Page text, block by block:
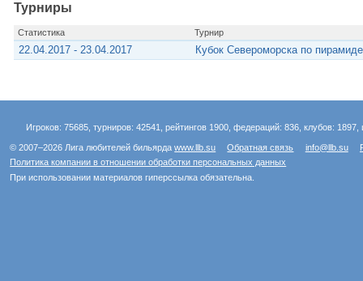
Турниры
Статистика Турнир
22.04.2017 - 23.04.2017 Кубок Североморска по
Игроков: 75685, турниров: 42541, рейтингов 1900, федераций: 836, клубов:
© 2007–2026 Лига любителей бильярдаwww.llb.su Обратная связь info@llb.su
Политика компании в отношении обработки персональных данных
При использовании материалов гиперссылка обязательна.